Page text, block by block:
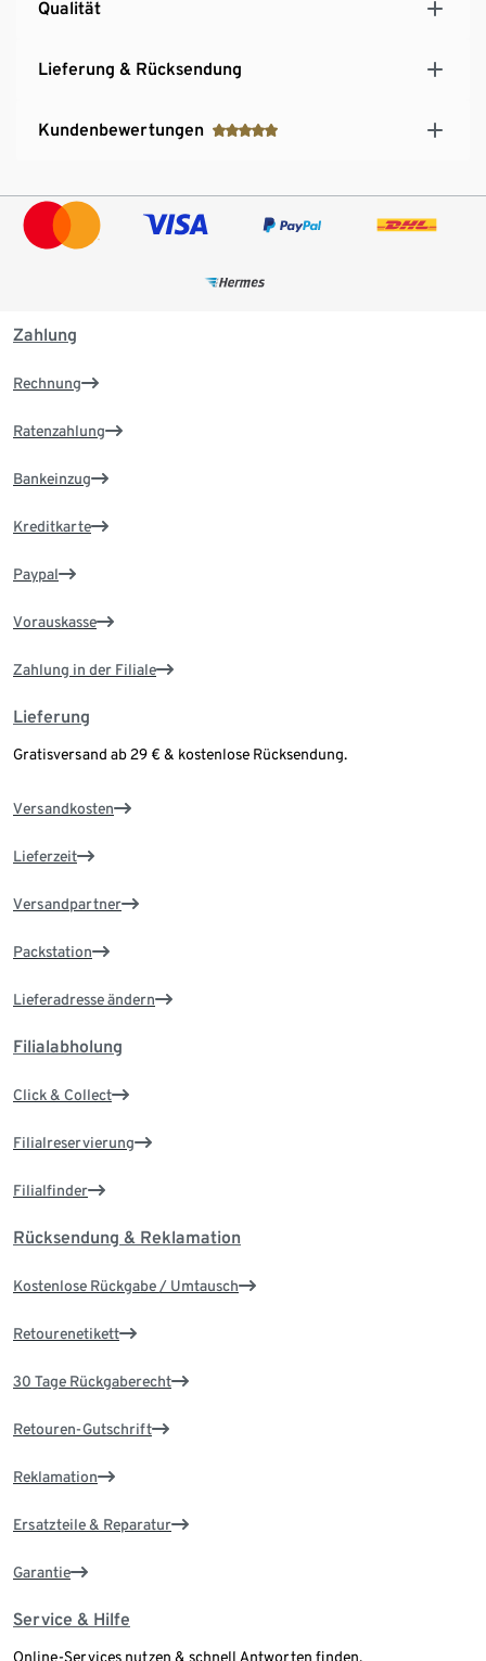
Qualität
Lieferung & Rücksendung
Kundenbewertungen
Zahlung
Rechnung
Ratenzahlung
Bankeinzug
Kreditkarte
Paypal
Vorauskasse
Zahlung in der Filiale
Lieferung
Gratisversand ab 29 € & kostenlose Rücksendung.
Versandkosten
Lieferzeit
Versandpartner
Packstation
Lieferadresse ändern
Filialabholung
Click & Collect
Filialreservierung
Filialfinder
Rücksendung & Reklamation
Kostenlose Rückgabe / Umtausch
Retourenetikett
30 Tage Rückgaberecht
Retouren-Gutschrift
Reklamation
Ersatzteile & Reparatur
Garantie
Service & Hilfe
Online-Services nutzen & schnell Antworten finden.